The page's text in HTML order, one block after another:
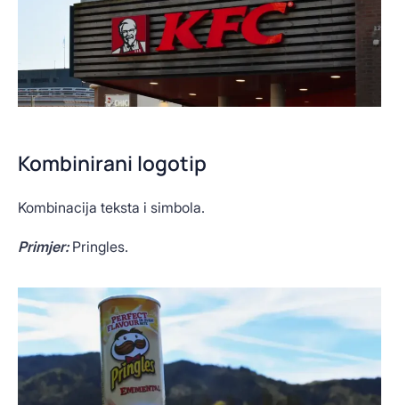
Kombinirani logotip
Kombinacija teksta i simbola.
Primjer:Pringles.